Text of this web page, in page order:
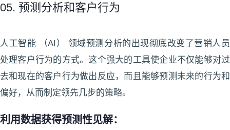
05. 预测分析和客户行为
人工智能 （AI） 领域预测分析的出现彻底改变了营销人员
处理客户行为的方式。这个强大的工具使企业不仅能够对过
去和现在的客户行为做出反应，而且能够预测未来的行为和
偏好，从而制定领先几步的策略。
利用数据获得预测性见解：